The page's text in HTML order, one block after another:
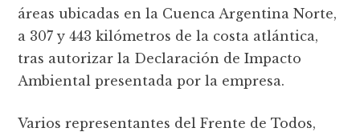
áreas ubicadas en la Cuenca Argentina Norte,
a 307 y 443 kilómetros de la costa atlántica,
tras autorizar la Declaración de Impacto
Ambiental presentada por la empresa.
Varios representantes del Frente de Todos,